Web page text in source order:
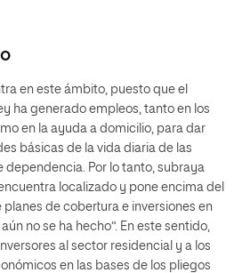
en este ámbito, puesto que el
ha generado empleos, tanto en los
en la ayuda a domicilio, para dar
básicas de la vida diaria de las
dependencia. Por lo tanto, subraya
localizado y pone encima del
de cobertura e inversiones en
no se ha hecho”. En este sentido,
al sector residencial y a los
en las bases de los pliegos